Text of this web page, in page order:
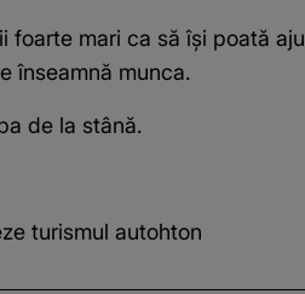
mari ca să își poată
înseamnă munca.
de la stână.
turismul autohton